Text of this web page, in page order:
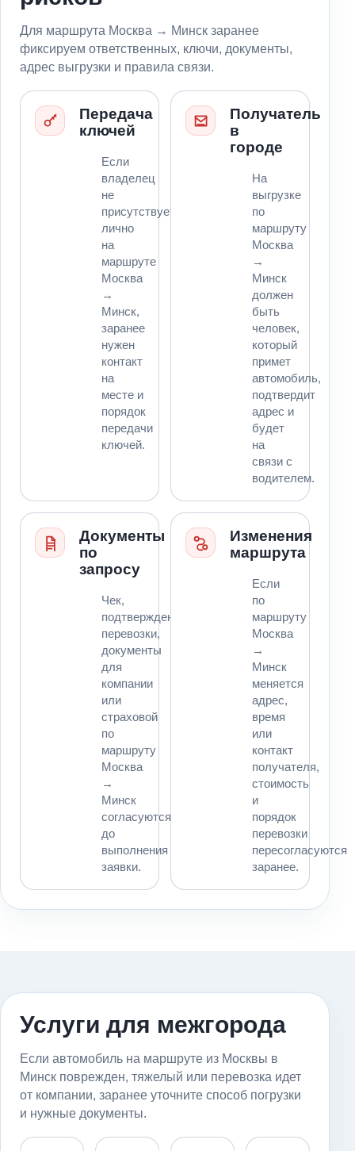
Для маршрута Москва → Минск заранее
фиксируем ответственных, ключи, документы,
адрес выгрузки и правила связи.
Передача
ключей
Если
владелец
не
присутствует
лично
на
маршруте
Москва
→
Минск,
заранее
нужен
контакт
на
месте и
порядок
передачи
ключей.
Получатель
в
городе
На
выгрузке
по
маршруту
Москва
→
Минск
должен
быть
человек,
который
примет
автомобиль,
подтвердит
адрес и
будет
на
связи с
водителем.
Документы
по
запросу
Чек,
подтверждение
перевозки,
документы
для
компании
или
страховой
по
маршруту
Москва
→
Минск
согласуются
до
выполнения
заявки.
Изменения
маршрута
Если
по
маршруту
Москва
→
Минск
меняется
адрес,
время
или
контакт
получателя,
стоимость
и
порядок
перевозки
пересогласуются
заранее.
Услуги для межгорода
Если автомобиль на маршруте из Москвы в
Минск поврежден, тяжелый или перевозка идет
от компании, заранее уточните способ погрузки
и нужные документы.